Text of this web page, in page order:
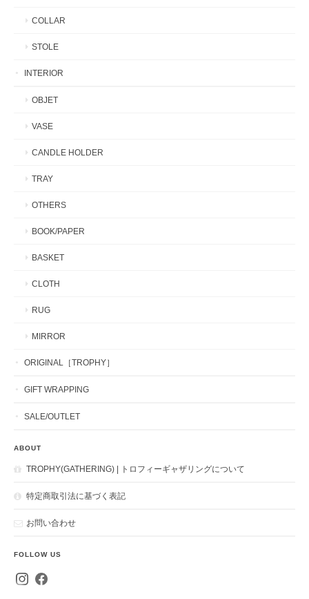
COLLAR
STOLE
INTERIOR
OBJET
VASE
CANDLE HOLDER
TRAY
OTHERS
BOOK/PAPER
BASKET
CLOTH
RUG
MIRROR
ORIGINAL［TROPHY］
GIFT WRAPPING
SALE/OUTLET
ABOUT
TROPHY(GATHERING) | トロフィーギャザリングについて
特定商取引法に基づく表記
お問い合わせ
FOLLOW US